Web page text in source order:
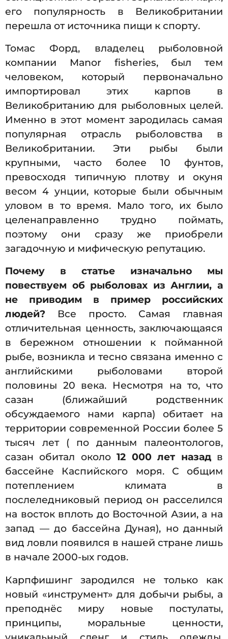
его популярность в Великобритании
перешла от источника пищи к спорту.
Томас Форд, владелец рыболовной
компании Manor fisheries, был тем
человеком, который первоначально
импортировал этих карпов в
Великобританию для рыболовных целей.
Именно в этот момент зародилась самая
популярная отрасль рыболовства в
Великобритании. Эти рыбы были
крупными, часто более 10 фунтов,
превосходя типичную плотву и окуня
весом 4 унции, которые были обычным
уловом в то время. Мало того, их было
целенаправленно трудно поймать,
поэтому они сразу же приобрели
загадочную и мифическую репутацию.
Почему в статье изначально мы
повествуем об рыболовах из Англии, а
не приводим в пример российских
людей? Все просто. Самая главная
отличительная ценность, заключающаяся
в бережном отношении к пойманной
рыбе, возникла и тесно связана именно с
английскими рыболовами второй
половины 20 века. Несмотря на то, что
сазан (ближайший родственник
обсуждаемого нами карпа) обитает на
территории современной России более 5
тысяч лет ( по данным палеонтологов,
сазан обитал около12 000 лет назадв
бассейне Каспийского моря. С общим
потеплением климата в
послеледниковый период он расселился
на восток вплоть до Восточной Азии, а на
запад — до бассейна Дуная), но данный
вид ловли появился в нашей стране лишь
в начале 2000-ых годов.
Карпфишинг зародился не только как
новый «инструмент» для добычи рыбы, а
преподнёс миру новые постулаты,
принципы, моральные ценности,